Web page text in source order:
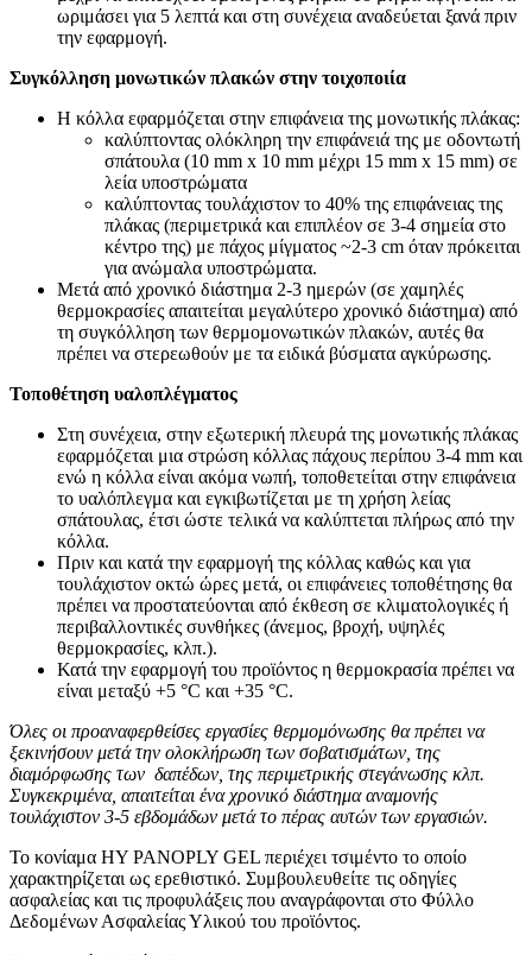
ωριμάσει για 5 λεπτά και στη συνέχεια αναδεύεται ξανά πριν
την εφαρμογή.
Συγκόλληση μονωτικών πλακών στην τοιχοποιία
Η κόλλα εφαρμόζεται στην επιφάνεια της μονωτικής πλάκας:
καλύπτοντας ολόκληρη την επιφάνειά της με οδοντωτή
σπάτουλα (10 mm x 10 mm μέχρι 15 mm x 15 mm) σε
λεία υποστρώματα
καλύπτοντας τουλάχιστον το 40% της επιφάνειας της
πλάκας (περιμετρικά και επιπλέον σε 3-4 σημεία στο
κέντρο της) με πάχος μίγματος ~2-3 cm όταν πρόκειται
για ανώμαλα υποστρώματα.
Μετά από χρονικό διάστημα 2-3 ημερών (σε χαμηλές
θερμοκρασίες απαιτείται μεγαλύτερο χρονικό διάστημα) από
τη συγκόλληση των θερμομονωτικών πλακών, αυτές θα
πρέπει να στερεωθούν με τα ειδικά βύσματα αγκύρωσης.
Τοποθέτηση υαλοπλέγματος
Στη συνέχεια, στην εξωτερική πλευρά της μονωτικής πλάκας
εφαρμόζεται μια στρώση κόλλας πάχους περίπου 3-4 mm και
ενώ η κόλλα είναι ακόμα νωπή, τοποθετείται στην επιφάνεια
το υαλόπλεγμα και εγκιβωτίζεται με τη χρήση λείας
σπάτουλας, έτσι ώστε τελικά να καλύπτεται πλήρως από την
κόλλα.
Πριν και κατά την εφαρμογή της κόλλας καθώς και για
τουλάχιστον οκτώ ώρες μετά, οι επιφάνειες τοποθέτησης θα
πρέπει να προστατεύονται από έκθεση σε κλιματολογικές ή
περιβαλλοντικές συνθήκες (άνεμος, βροχή, υψηλές
θερμοκρασίες, κλπ.).
Κατά την εφαρμογή του προϊόντος η θερμοκρασία πρέπει να
είναι μεταξύ +5 °C και +35 °C.
Όλες οι προαναφερθείσες εργασίες θερμομόνωσης θα πρέπει να
ξεκινήσουν μετά την ολοκλήρωση των σοβατισμάτων, της
διαμόρφωσης των δαπέδων, της περιμετρικής στεγάνωσης κλπ.
Συγκεκριμένα, απαιτείται ένα χρονικό διάστημα αναμονής
τουλάχιστον 3-5 εβδομάδων μετά το πέρας αυτών των εργασιών.
Το κονίαμα HY PANOPLY GEL περιέχει τσιμέντο το οποίο
χαρακτηρίζεται ως ερεθιστικό. Συμβουλευθείτε τις οδηγίες
ασφαλείας και τις προφυλάξεις που αναγράφονται στο Φύλλο
Δεδομένων Ασφαλείας Υλικού του προϊόντος.